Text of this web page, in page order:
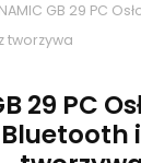
GB 29 PC
tworzywa
29 PC
Bluetooth